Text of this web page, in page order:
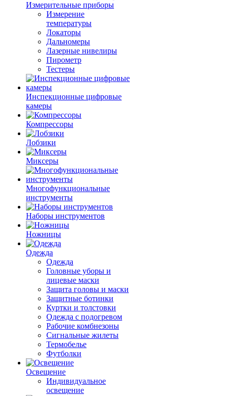
Измерительные приборы
Измерение
температуры
Локаторы
Дальномеры
Лазерные нивелиры
Пирометр
Тестеры
Инспекционные цифровые
камеры
Компрессоры
Лобзики
Миксеры
Многофункциональные
инструменты
Наборы инструментов
Ножницы
Одежда
Одежда
Головные уборы и
лицевые маски
Защита головы и маски
Защитные ботинки
Куртки и толстовки
Одежда с подогревом
Рабочие комбнезоны
Сигнальные жилеты
Термобелье
Футболки
Освещение
Индивидуальное
освещение